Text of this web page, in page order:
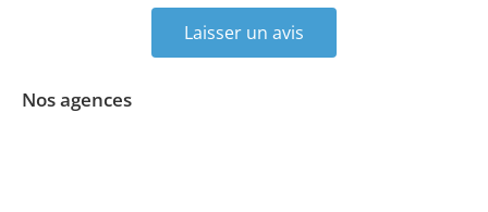
Laisser un avis
Nos agences